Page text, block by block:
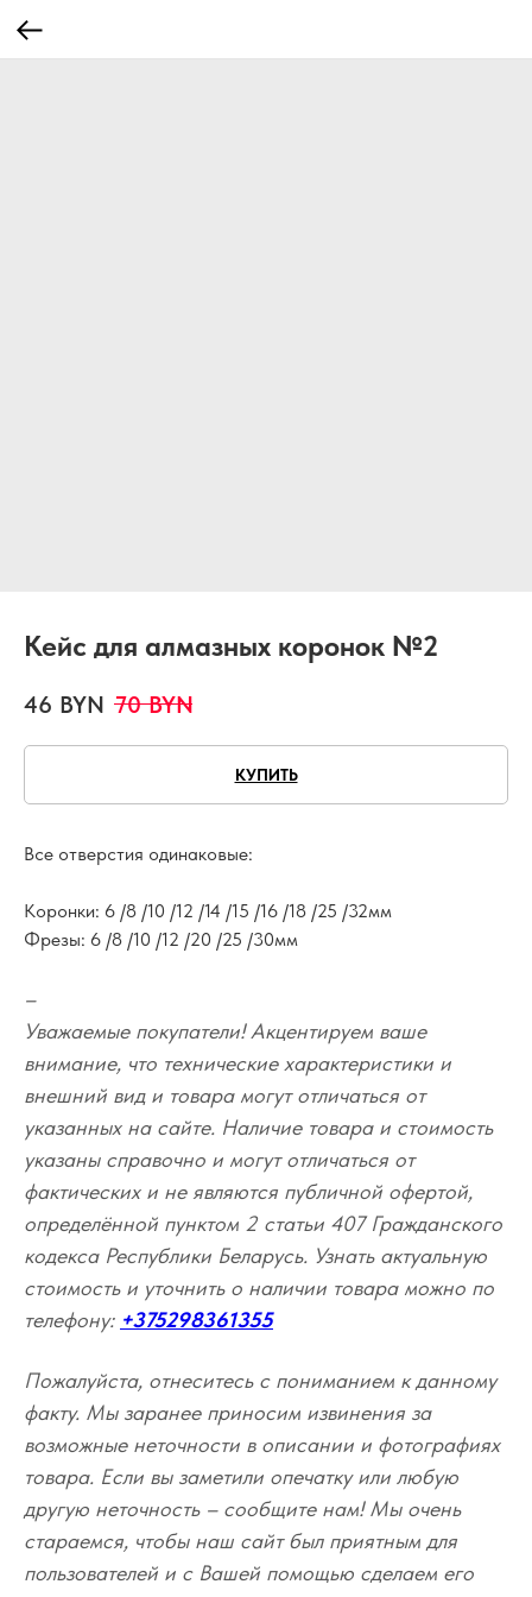
Кейс для алмазных коронок №2
46 BYN 70 BYN
КУПИТЬ
Все отверстия одинаковые:
Коронки: 6 /8 /10 /12 /14 /15 /16 /18 /25 /32мм
Фрезы: 6 /8 /10 /12 /20 /25 /30мм
–
Уважаемые покупатели! Акцентируем ваше
внимание, что технические характеристики и
внешний вид и товара могут отличаться от
указанных на сайте. Наличие товара и стоимость
указаны справочно и могут отличаться от
фактических и не являются публичной офертой,
определённой пунктом 2 статьи 407 Гражданского
кодекса Республики Беларусь. Узнать актуальную
стоимость и уточнить о наличии товара можно по
телефону: +375298361355
Пожалуйста, отнеситесь с пониманием к данному
факту. Мы заранее приносим извинения за
возможные неточности в описании и фотографиях
товара. Если вы заметили опечатку или любую
другую неточность – сообщите нам! Мы очень
стараемся, чтобы наш сайт был приятным для
пользователей и с Вашей помощью сделаем его